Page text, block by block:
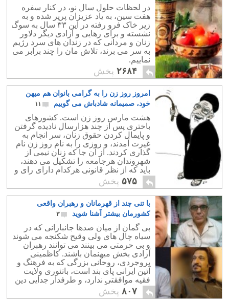
در لحظات حلول سال نو، در کنار سفره
هفت سین، به یاد عزیزان پرپر شده و به
زیر خاک فرو رفته در این ۳۳ سال به سوگ
نشسته و برای رهایی و آزادی دیگر دلاور
زنان و مردانی که در زندان های سرد رژیم
به سر می برند، تلاش مان را چند برابر می
نماییم.
۲۶۸۴ پخش
امروز روز زن را به گرامی بانوان هم میهن
خود، صمیمانه شادباش می گوییم
۱۱
هشت مارس روز زن است. کشورهای
باختری پس از چند هزارسال نادیده گرفتن
و پایمال کردن حقوق زنان، سر انجام به
غیرت آمدند، و روزی را به نام روز زن نام
گذاری کردند. از آن جا که زنان نیمی از
شهروندان هرجامعه را تشکیل می دهند،
باید که از نظر قانونی هرکدام دارای رای و
حقوقی برابر با مردان باشند.
۵۷۵ پخش
با تنی چند از قهرمانان و رهبران واقعی
کشورمان بیشتر آشنا شوید
۳
بی گمان از میان صدها جانبازانی که در
سیاه چال های ولی وقیح شکنجه می شوند
و بی حرمتی می بینند می توانند رهبران
آزادی بخش میهنمان باشند. کاظمینی
بروجردی، روحانی بزرگی که به فرهنگ و
آئین ایرانی پای بند است، باتئوری ولایت
فقیه موافقتی ندارد، و طرفدار جدایی دین
از دولت و بازگشت به اصل دین سنتی
است.
۸۰۷ پخش